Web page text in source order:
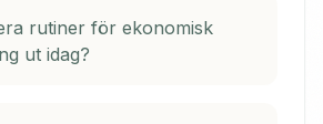
rutiner för ekonomisk
ut idag?